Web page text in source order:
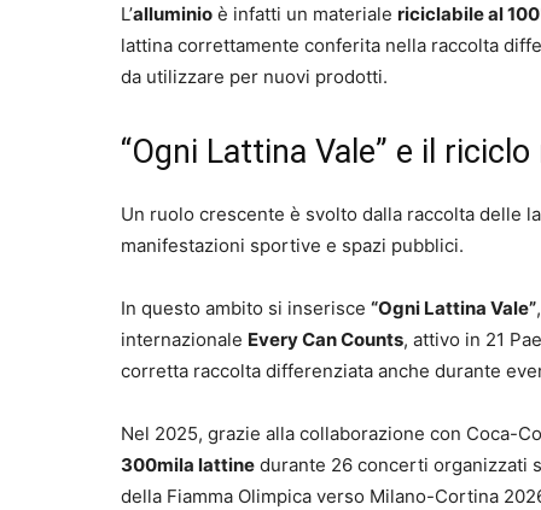
L’alluminio è infatti un materiale riciclabile al
lattina correttamente conferita nella raccolta
da utilizzare per nuovi prodotti.
“Ogni Lattina Vale” e il
Un ruolo crescente è svolto dalla raccolta delle
manifestazioni sportive e spazi pubblici.
In questo ambito si inserisce “Ogni Lattina Vale”
internazionale Every Can Counts, attivo in 21
corretta raccolta differenziata anche durante
Nel 2025, grazie alla collaborazione con Coca-
300mila lattine durante 26 concerti organizzati
della Fiamma Olimpica verso Milano-Cortina